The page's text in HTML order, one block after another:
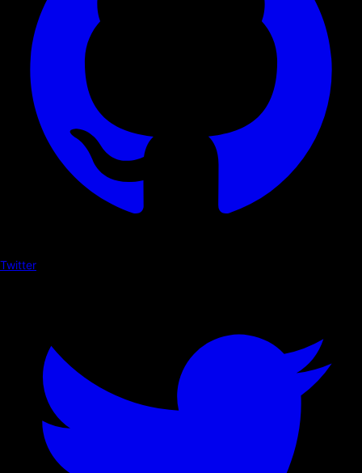
Twitter